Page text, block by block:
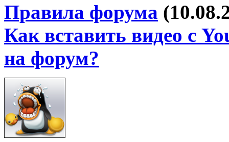
Правила форума
Как вставить видео с
на форум?